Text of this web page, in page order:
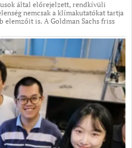
által előrejelzett, rendkívüli
nemcsak a klímakutatókat tartja
elemzőit is. A Goldman Sachs friss